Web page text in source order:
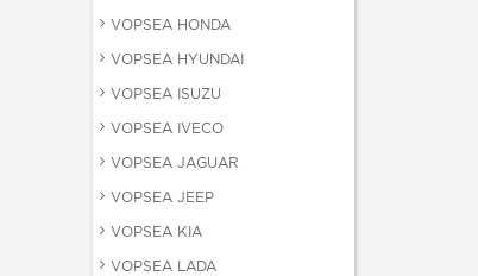
VOPSEA HONDA
VOPSEA HYUNDAI
VOPSEA ISUZU
VOPSEA IVECO
VOPSEA JAGUAR
VOPSEA JEEP
VOPSEA KIA
VOPSEA LADA